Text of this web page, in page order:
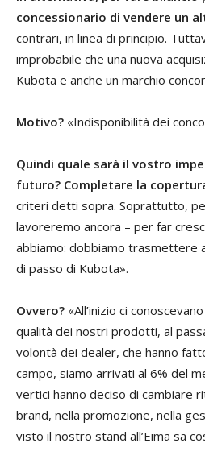
concessionario di vendere un
contrari, in linea di principio.
improbabile che una nuova
Kubota e anche un marchio
Motivo? «Indisponibilità dei
Quindi quale sarà il vostro
futuro? Completare la
criteri detti sopra. Soprattutto,
lavoreremo ancora – per far
abbiamo: dobbiamo trasmettere
di passo di Kubota».
Ovvero? «All’inizio ci
qualità dei nostri prodotti, al
volontà dei dealer, che hanno
campo, siamo arrivati al 6% del
vertici hanno deciso di cambiare
brand, nella promozione, nella
visto il nostro stand all’Eima sa